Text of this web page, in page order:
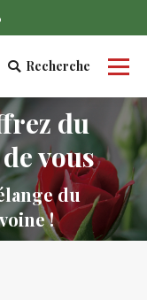
Search:
Recherche
du
vous
du
!